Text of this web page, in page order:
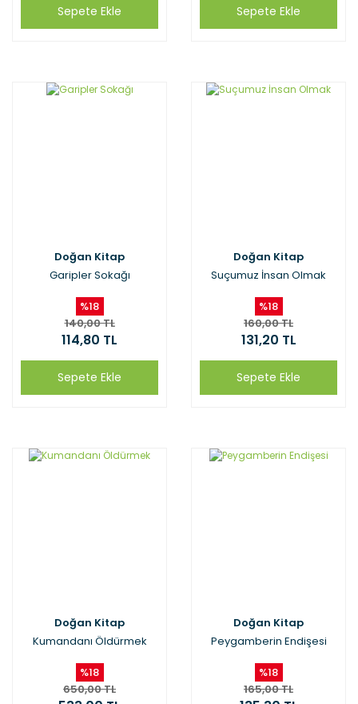
Sepete Ekle Sepete Ekle
Doğan Kitap
Garipler Sokağı
%18
140,00 TL
114,80 TL
Sepete Ekle
Doğan Kitap
Suçumuz İnsan Olmak
%18
160,00 TL
131,20 TL
Sepete Ekle
Doğan Kitap
Kumandanı Öldürmek
%18
650,00 TL
Doğan Kitap
Peygamberin Endişesi
%18
165,00 TL